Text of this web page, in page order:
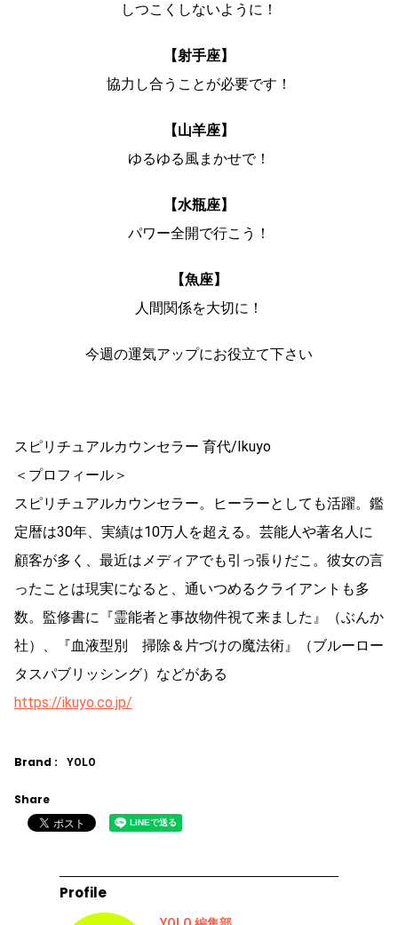
しつこくしないように！
【射手座】
協力し合うことが必要です！
【山羊座】
ゆるゆる風まかせで！
【水瓶座】
パワー全開で行こう！
【魚座】
人間関係を大切に！
今週の運気アップにお役立て下さい
スピリチュアルカウンセラー 育代/Ikuyo
＜プロフィール＞
スピリチュアルカウンセラー。ヒーラーとしても活躍。鑑
定暦は30年、実績は10万人を超える。芸能人や著名人に
顧客が多く、最近はメディアでも引っ張りだこ。彼女の言
ったことは現実になると、通いつめるクライアントも多
数。監修書に『霊能者と事故物件視て来ました』（ぶんか
社）、『血液型別 掃除＆片づけの魔法術』（ブルーロー
タスパブリッシング）などがある
https://ikuyo.co.jp/
Brand : YOLO
Share
Profile